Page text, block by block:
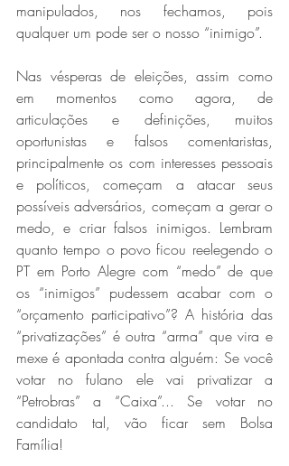
manipulados, nos fechamos, pois
qualquer um pode ser o nosso “inimigo”.
Nas vésperas de eleições, assim como
em momentos como agora, de
articulações e definições, muitos
oportunistas e falsos comentaristas,
principalmente os com interesses pessoais
e políticos, começam a atacar seus
possíveis adversários, começam a gerar o
medo, e criar falsos inimigos. Lembram
quanto tempo o povo ficou reelegendo o
PT em Porto Alegre com “medo” de que
os “inimigos” pudessem acabar com o
“orçamento participativo”? A história das
“privatizações” é outra “arma” que vira e
mexe é apontada contra alguém: Se você
votar no fulano ele vai privatizar a
“Petrobras” a “Caixa”... Se votar no
candidato tal, vão ficar sem Bolsa
Família!